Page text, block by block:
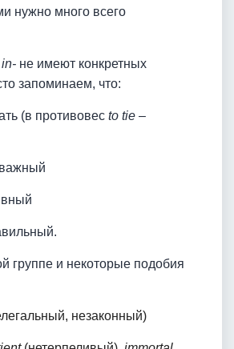
нужно много всего
in- не имеют конкретных
запоминаем, что:
(в противовес to tie –
группе и некоторые подобия
незаконный)